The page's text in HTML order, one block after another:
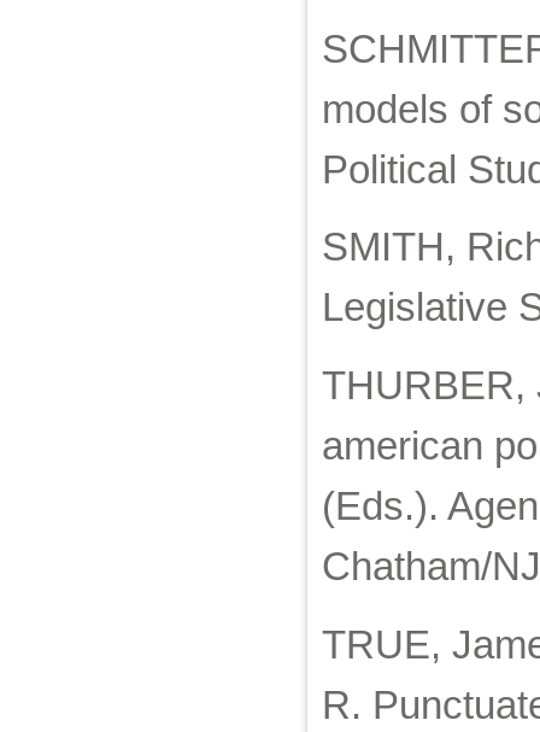
models of
Political
SMITH,
Legislative
THURBER,
american
(Eds.).
Chatham/
TRUE,
R.